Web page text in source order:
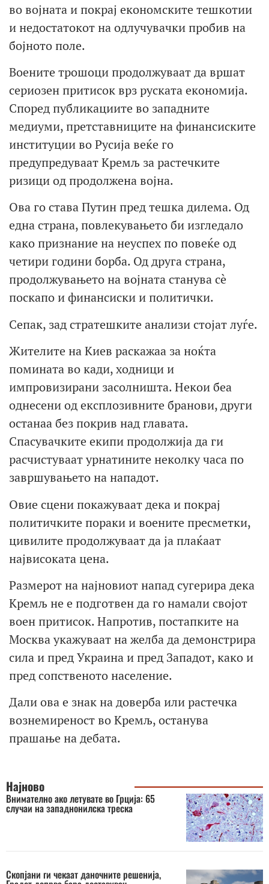
во војната и покрај економските тешкотии
и недостатокот на одлучувачки пробив на
бојното поле.
Воените трошоци продолжуваат да вршат
сериозен притисок врз руската економија.
Според публикациите во западните
медиуми, претставниците на финансиските
институции во Русија веќе го
предупредуваат Кремљ за растечките
ризици од продолжена војна.
Ова го става Путин пред тешка дилема. Од
една страна, повлекувањето би изгледало
како признание на неуспех по повеќе од
четири години борба. Од друга страна,
продолжувањето на војната станува сè
поскапо и финансиски и политички.
Сепак, зад стратешките анализи стојат луѓе.
Жителите на Киев раскажаа за ноќта
помината во кади, ходници и
импровизирани засолништа. Некои беа
однесени од експлозивните бранови, други
останаа без покрив над главата.
Спасувачките екипи продолжија да ги
расчистуваат урнатините неколку часа по
завршувањето на нападот.
Овие сцени покажуваат дека и покрај
политичките пораки и воените пресметки,
цивилите продолжуваат да ја плаќаат
највисоката цена.
Размерот на најновиот напад сугерира дека
Кремљ не е подготвен да го намали својот
воен притисок. Напротив, постапките на
Москва укажуваат на желба да демонстрира
сила и пред Украина и пред Западот, како и
пред сопственото население.
Дали ова е знак на доверба или растечка
вознемиреност во Кремљ, останува
прашање на дебата.
Најново
Внимателно ако летувате во Грција: 65
случаи на западнонилска треска
Скопјани ги чекаат даночните решенија,